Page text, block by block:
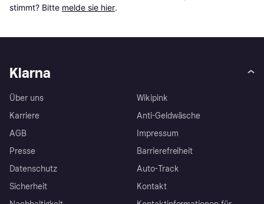
stimmt? Bitte melde sie hier.
Klarna
Über uns
Karriere
AGB
Presse
Datenschutz
Sicherheit
Wikipink
Anti-Geldwäsche
Impressum
Barrierefreiheit
Auto-Track
Kontakt